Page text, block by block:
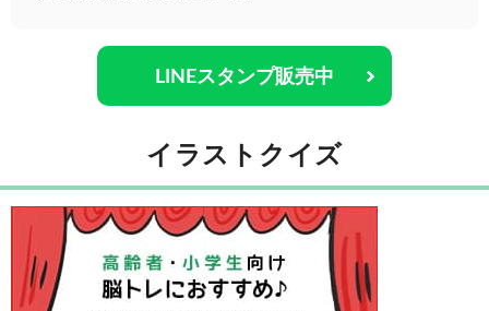
LINEスタンプ販売中
イラストクイズ